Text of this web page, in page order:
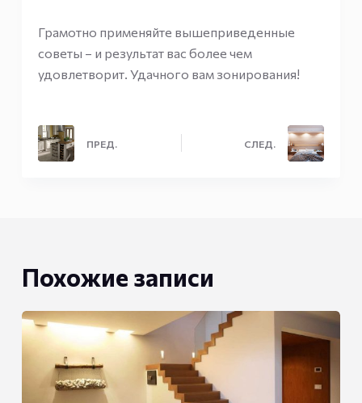
Грамотно применяйте вышеприведенные
советы – и результат вас более чем
удовлетворит. Удачного вам зонирования!
ПРЕД. СЛЕД.
Похожие записи